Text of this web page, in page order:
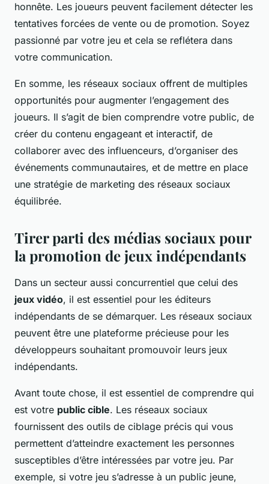
honnête. Les joueurs peuvent facilement détecter les
tentatives forcées de vente ou de promotion. Soyez
passionné par votre jeu et cela se reflétera dans
votre communication.
En somme, les réseaux sociaux offrent de multiples
opportunités pour augmenter l’engagement des
joueurs. Il s’agit de bien comprendre votre public, de
créer du contenu engageant et interactif, de
collaborer avec des influenceurs, d’organiser des
événements communautaires, et de mettre en place
une stratégie de marketing des réseaux sociaux
équilibrée.
Tirer parti des médias sociaux pour
la promotion de jeux indépendants
Dans un secteur aussi concurrentiel que celui des
jeux vidéo, il est essentiel pour les éditeurs
indépendants de se démarquer. Les réseaux sociaux
peuvent être une plateforme précieuse pour les
développeurs souhaitant promouvoir leurs jeux
indépendants.
Avant toute chose, il est essentiel de comprendre qui
est votre public cible. Les réseaux sociaux
fournissent des outils de ciblage précis qui vous
permettent d’atteindre exactement les personnes
susceptibles d’être intéressées par votre jeu. Par
exemple, si votre jeu s’adresse à un public jeune,